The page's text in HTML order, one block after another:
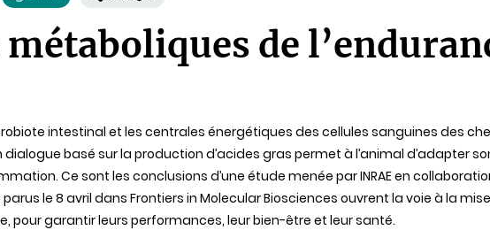
de
métaboliques de
microbiote intestinal et les centrales énergétiques des cellules sanguines des
basé sur la production d’acides gras permet à l’animal d’adapter
Ce sont les conclusions d’une étude menée par INRAE en
parus le 8 avril dans Frontiers in Molecular Biosciences ouvrent la voie à la
pour garantir leurs performances, leur bien-être et leur santé.